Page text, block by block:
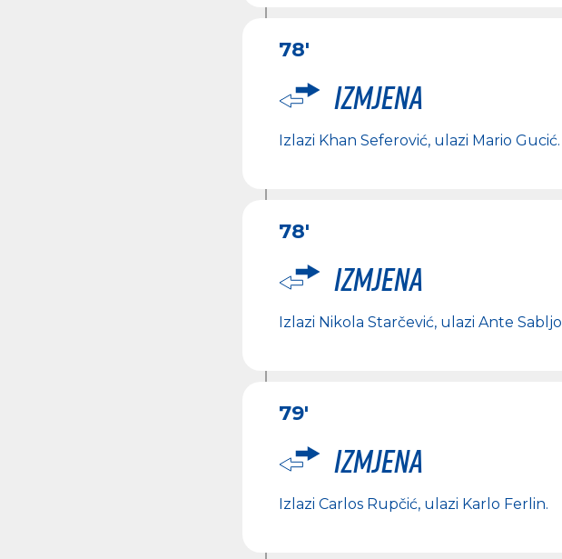
78'
Izmjena
Izlazi Khan Seferović, ulazi Mario Gucić.
78'
Izmjena
Izlazi Nikola Starčević, ulazi Ante Sabljo
79'
Izmjena
Izlazi Carlos Rupčić, ulazi Karlo Ferlin.